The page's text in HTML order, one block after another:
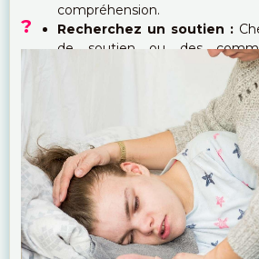
compréhension.
Recherchez un soutien :
de soutien ou des
composées de personnes
partage d'expériences et
peuvent aider à
émotionnelles et à trouver
pour gérer la condition.
Soyez attentif à votre
participez à des
dangereuses, telles que la
l'utilisation de machines
d'être conscient des risques
?